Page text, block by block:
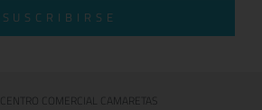
SUSCRIBIRSE
COMERCIAL CAMARETAS